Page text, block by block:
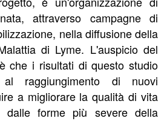
attraverso campagne di
nella diffusione della
di Lyme. L'auspicio del
che i risultati di questo studio
raggiungimento di nuovi
a migliorare la qualità di vita
dalle forme più severe della